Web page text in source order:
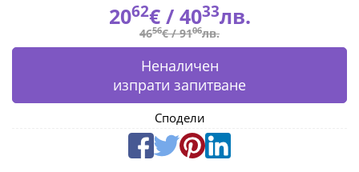
2062€ / 4033лв.
4656€ /9106лв.
Неналичен
изпрати запитване
Сподели